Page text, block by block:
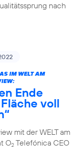
nach
IM WELT AM
Ende
voll
mit der WELT am
O2Telefónica CEO